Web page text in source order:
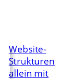
Website-
Strukturen
allein mit